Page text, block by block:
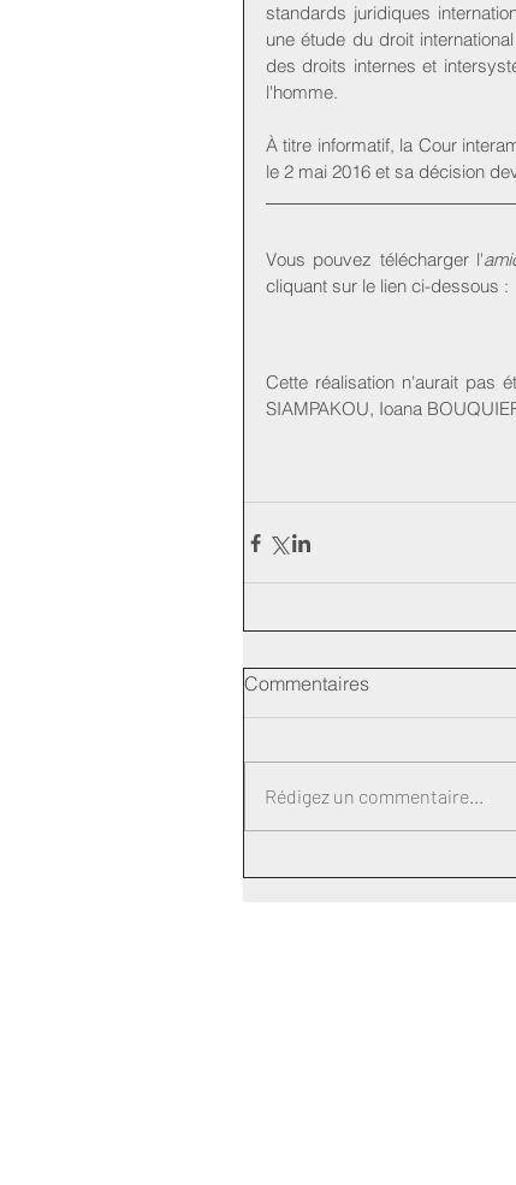
standards juridiques
une étude du droit
des droits internes et
l'homme.
À titre informatif, la Cour
le 2 mai 2016 et sa décision
Vous pouvez télécharger l'
cliquant sur le lien ci-dessous :
Cette réalisation n'aurait pas
SIAMPAKOU, Ioana
Commentaires
Rédigez un commentaire...